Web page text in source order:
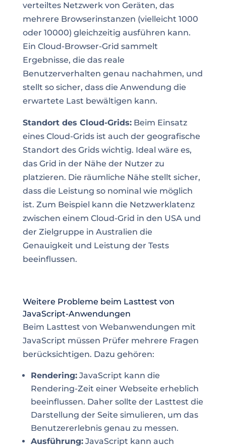
verteiltes Netzwerk von Geräten, das
mehrere Browserinstanzen (vielleicht 1000
oder 10000) gleichzeitig ausführen kann.
Ein Cloud-Browser-Grid sammelt
Ergebnisse, die das reale
Benutzerverhalten genau nachahmen, und
stellt so sicher, dass die Anwendung die
erwartete Last bewältigen kann.
Standort des Cloud-Grids:Beim Einsatz
eines Cloud-Grids ist auch der geografische
Standort des Grids wichtig. Ideal wäre es,
das Grid in der Nähe der Nutzer zu
platzieren. Die räumliche Nähe stellt sicher,
dass die Leistung so nominal wie möglich
ist. Zum Beispiel kann die Netzwerklatenz
zwischen einem Cloud-Grid in den USA und
der Zielgruppe in Australien die
Genauigkeit und Leistung der Tests
beeinflussen.
Weitere Probleme beim Lasttest von
JavaScript-Anwendungen
Beim Lasttest von Webanwendungen mit
JavaScript müssen Prüfer mehrere Fragen
berücksichtigen. Dazu gehören:
Rendering:JavaScript kann die
Rendering-Zeit einer Webseite erheblich
beeinflussen. Daher sollte der Lasttest die
Darstellung der Seite simulieren, um das
Benutzererlebnis genau zu messen.
Ausführung:JavaScript kann auch